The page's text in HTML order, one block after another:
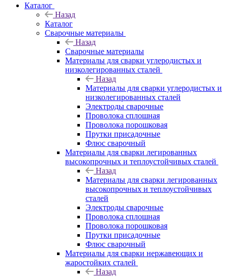
Каталог
Назад
Каталог
Сварочные материалы
Назад
Сварочные материалы
Материалы для сварки углеродистых и
низколегированных сталей
Назад
Материалы для сварки углеродистых и
низколегированных сталей
Электроды сварочные
Проволока сплошная
Проволока порошковая
Прутки присадочные
Флюс сварочный
Материалы для сварки легированных
высокопрочных и теплоустойчивых сталей
Назад
Материалы для сварки легированных
высокопрочных и теплоустойчивых
сталей
Электроды сварочные
Проволока сплошная
Проволока порошковая
Прутки присадочные
Флюс сварочный
Материалы для сварки нержавеющих и
жаростойких сталей
Назад